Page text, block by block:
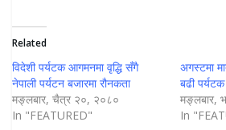
Related
विदेशी पर्यटक आगमनमा वृद्धि सँगै
नेपाली पर्यटन बजारमा रौनकता
मङ्लबार, चैत्र २०, २०८०
In "FEATURED"
अगस्टमा
बढी पर्यटक
मङ्लबार,
In